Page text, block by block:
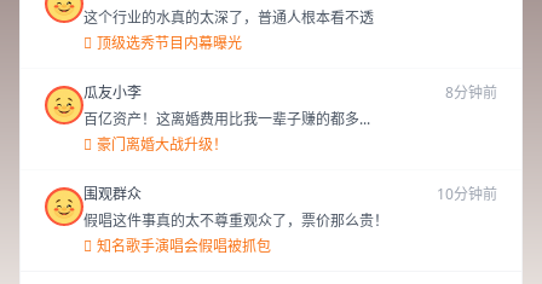
这个行业的水真的太深了，普通人根本看不透
顶级选秀节目内幕曝光
瓜友小李
8分钟前
百亿资产！这离婚费用比我一辈子赚的都多...
豪门离婚大战升级！
围观群众
10分钟前
假唱这件事真的太不尊重观众了，票价那么贵！
知名歌手演唱会假唱被抓包